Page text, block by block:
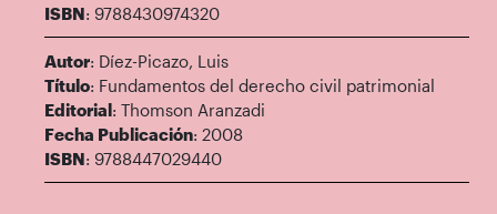
ISBN: 9788430974320
Autor: Díez-Picazo, Luis
Título: Fundamentos del derecho civil patrimonial
Editorial: Thomson Aranzadi
Fecha Publicación: 2008
ISBN: 9788447029440